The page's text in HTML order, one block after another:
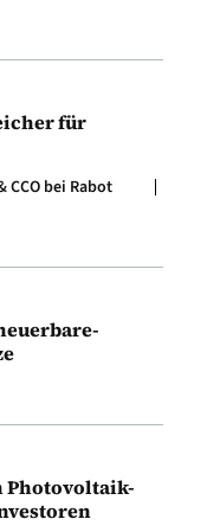
für
CCO bei Rabot
Photovoltaik-